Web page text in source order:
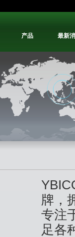
产品 最新
牌，
专注
足各